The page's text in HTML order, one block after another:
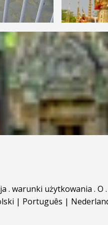
. warunki użytkowania . O .
| Português |